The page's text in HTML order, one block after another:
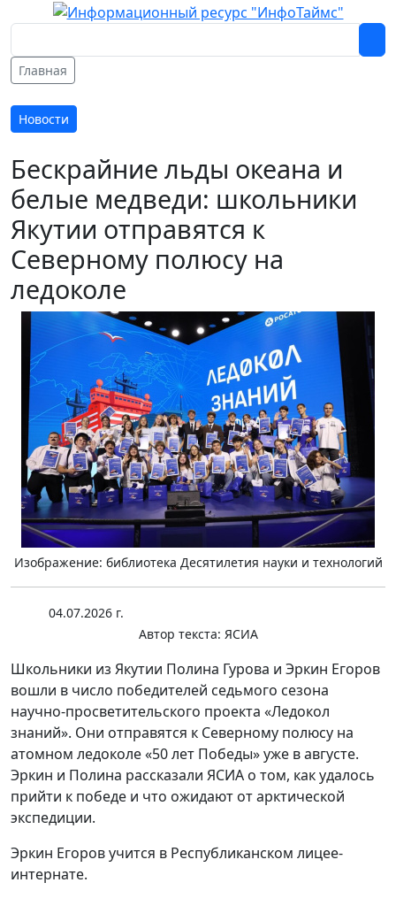
Главная
Новости
Бескрайние льды океана и
белые медведи: школьники
Якутии отправятся к
Северному полюсу на
ледоколе
Изображение: библиотека Десятилетия науки и технологий
04.07.2026 г.
Автор текста: ЯСИА
Школьники из Якутии Полина Гурова и Эркин Егоров
вошли в число победителей седьмого сезона
научно-просветительского проекта «Ледокол
знаний». Они отправятся к Северному полюсу на
атомном ледоколе «50 лет Победы» уже в августе.
Эркин и Полина рассказали ЯСИА о том, как удалось
прийти к победе и что ожидают от арктической
экспедиции.
Эркин Егоров учится в Республиканском лицее-
интернате.